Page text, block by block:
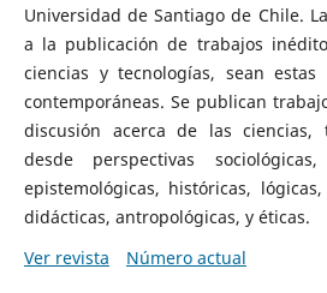
Universidad de Santiago de Chile.
a la publicación de trabajos
ciencias y tecnologías, sean
contemporáneas. Se publican
discusión acerca de las ciencias,
desde perspectivas
epistemológicas, históricas,
didácticas, antropológicas, y éticas.
Ver revista
Número actual